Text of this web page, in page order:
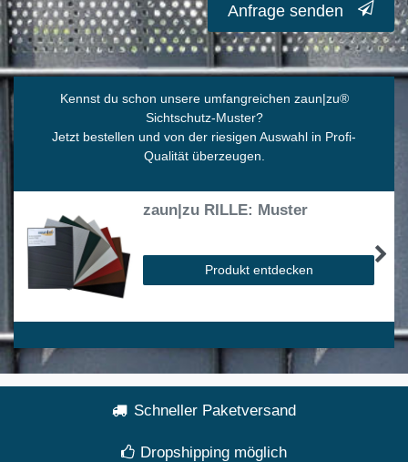
Anfrage senden
Kennst du schon unsere umfangreichen zaun|zu®
Sichtschutz-Muster?
Jetzt bestellen und von der riesigen Auswahl in Profi-
Qualität überzeugen.
zaun|zu RILLE: Muster
Produkt entdecken
Schneller Paketversand
Dropshipping möglich